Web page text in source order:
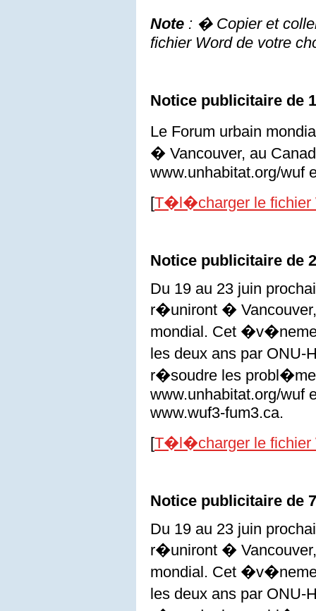
Note : � Copier et
fichier Word de votre
Notice publicitaire de
Le Forum urbain
� Vancouver, au
www.unhabitat.org/wuf
[T�l�charger le fichier
Notice publicitaire de
Du 19 au 23 juin
r�uniront �
mondial. Cet
les deux ans par ONU-
r�soudre les
www.unhabitat.org/wuf
www.wuf3-fum3.ca.
[T�l�charger le fichier
Notice publicitaire de
Du 19 au 23 juin
r�uniront �
mondial. Cet
les deux ans par ONU-